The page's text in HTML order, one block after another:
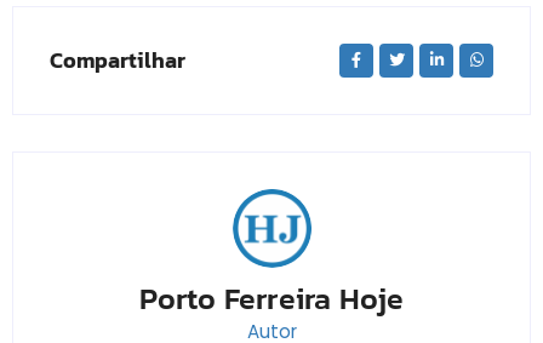
Compartilhar
Porto Ferreira Hoje
Autor